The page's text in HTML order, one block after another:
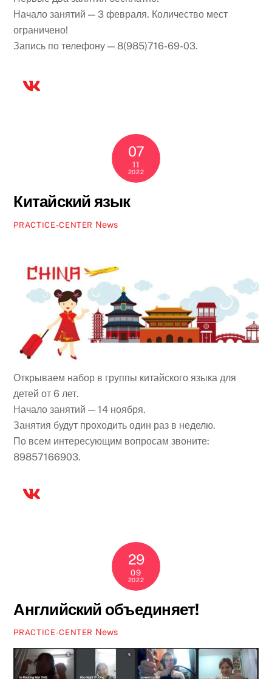
Начало занятий — 3 февраля. Количество мест
ограничено!
Запись по телефону — 8(985)716-69-03.
07
11
2022
Китайский язык
PRACTICE-CENTER News
Открываем набор в группы китайского языка для
детей от 6 лет.
Начало занятий — 14 ноября.
Занятия будут проходить один раз в неделю.
По всем интересующим вопросам звоните:
89857166903.
29
09
2022
Английский объединяет!
PRACTICE-CENTER News